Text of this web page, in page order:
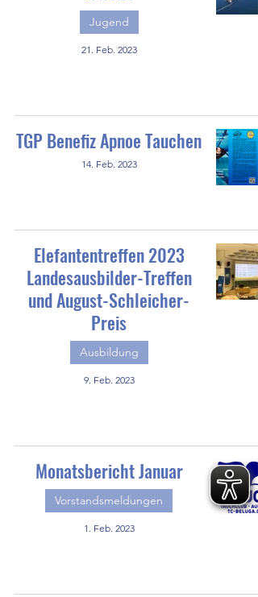
Jugend
21. Feb. 2023
TGP Benefiz Apnoe Tauchen
14. Feb. 2023
Elefantentreffen 2023
Landesausbilder-Treffen
und August-Schleicher-
Preis
Ausbildung
9. Feb. 2023
Monatsbericht Januar
Vorstandsmeldungen
1. Feb. 2023